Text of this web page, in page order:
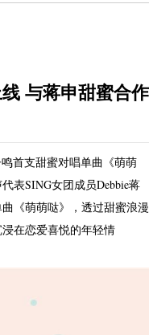
与蒋申甜蜜合作
首支甜蜜对唱单曲《萌萌
表SING女团成员Debbie蒋
《萌萌哒》，透过甜蜜浪漫
在恋爱喜悦的年轻情